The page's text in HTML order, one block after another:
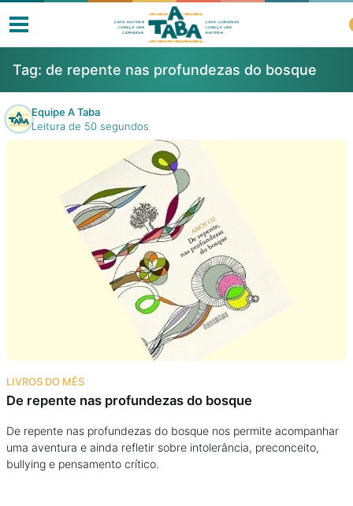
Livros
Clube de Leitores
Na escola
Na família
Colunas
Tag: de repente nas profundezas do bosque
Equipe A Taba
Leitura de 50 segundos
LIVROS DO MÊS
De repente nas profundezas do bosque
De repente nas profundezas do bosque nos permite acompanhar
uma aventura e ainda refletir sobre intolerância, preconceito,
bullying e pensamento crítico.